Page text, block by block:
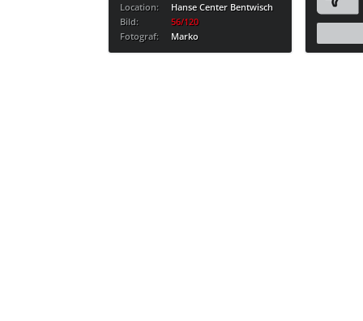
Location:
Hanse Center Bentwisch
Bild:
56/120
Fotograf:
Marko